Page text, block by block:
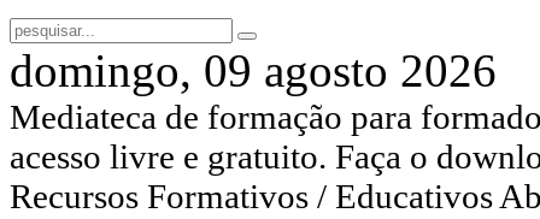
domingo, 09 agosto 2026
Mediateca de formação para
acesso livre e gratuito. Faça o
Recursos Formativos / Educativos